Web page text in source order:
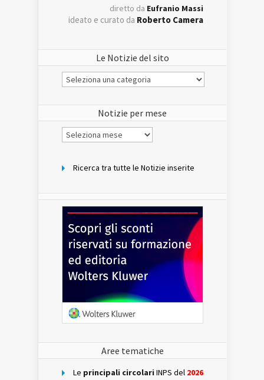
diretto da Eufranio Massi
ideato e curato da Roberto Camera
Le Notizie del sito
Le
Notizie
Notizie per mese
Notizie
per
Ricerca tra tutte le Notizie inserite
Aree tematiche
Le principali circolari INPS del 2026